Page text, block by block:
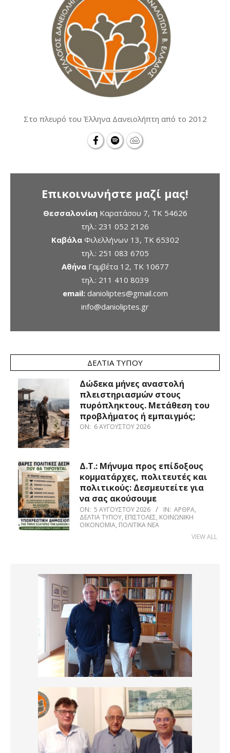
Στο πλευρό του Έλληνα Δανειολήπτη από το 2012
Επικοινωνήστε μαζί μας!
ΘεσσαλονίκηΚαρατάσου 7, TK 54626
τηλ.: 231 052 2126
ΚαβάλαΦιλελλήνων 13, ΤΚ 65302
τηλ.: 251 083 6705
ΑθήναΓαμβέτα 12, ΤΚ 10677
τηλ.: 211 410 8039
email: danioliptes@gmail.com
info@danioliptes.gr
ΔΕΛΤΊΑ ΤΎΠΟΥ
Δώδεκα μήνες αναστολή
πλειστηριασμών στους
πυρόπληκτους. Μετάθεση του
προβλήματος ή εμπαιγμός;
ON: 6 ΑΥΓΟΎΣΤΟΥ 2026
Δ.Τ.: Μήνυμα προς επίδοξους
κομματάρχες, πολιτευτές και
πολιτικούς: Δεσμευτείτε για
να σας ακούσουμε
ON: 5 ΑΥΓΟΎΣΤΟΥ 2026 IN: ΆΡΘΡΑ,
ΔΕΛΤΊΑ ΤΎΠΟΥ, ΕΠΙΣΤΟΛΈΣ, ΚΟΙΝΩΝΙΚΉ
ΟΙΚΟΝΟΜΊΑ, ΠΟΛΙΤΙΚΆ ΝΈΑ
VIEW ALL